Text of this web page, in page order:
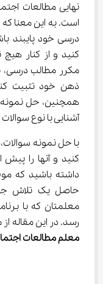
نهایی مطالعات
است. به این معنا که
درسی خود پایبند
کنید و از کنار
مکرر مطالب درسی،
ذهن خود تثبیت
همچنین، حل نمونه
آشنایی با نوع
با حل نمونه
کنید و آنها را پیش
داشته باشید که
حاصل یک تلاش
معلمتان که با
رسد. در این مقاله
معلم مطالعات